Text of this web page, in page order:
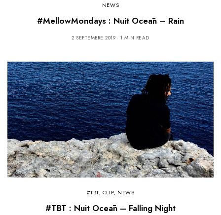
NEWS
#MellowMondays : Nuit Oceān – Rain
2 SEPTEMBRE 2019 1 MIN READ
#TBT, CLIP, NEWS
#TBT : Nuit Oceān – Falling Night